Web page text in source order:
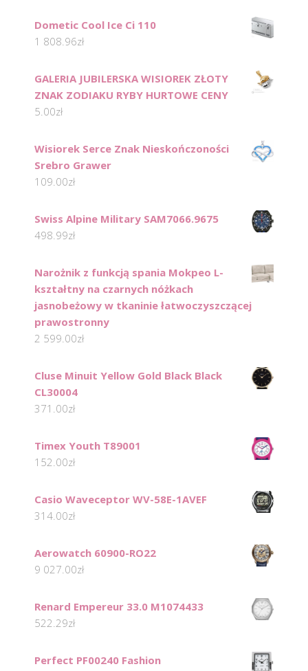
Dometic Cool Ice Ci 110
1 808.96zł
GALERIA JUBILERSKA WISIOREK ZŁOTY
ZNAK ZODIAKU RYBY HURTOWE CENY
5.00zł
Wisiorek Serce Znak Nieskończoności
Srebro Grawer
109.00zł
Swiss Alpine Military SAM7066.9675
498.99zł
Narożnik z funkcją spania Mokpeo L-
kształtny na czarnych nóżkach
jasnobeżowy w tkaninie łatwoczyszczącej
prawostronny
2 599.00zł
Cluse Minuit Yellow Gold Black Black
CL30004
371.00zł
Timex Youth T89001
152.00zł
Casio Waveceptor WV-58E-1AVEF
314.00zł
Aerowatch 60900-RO22
9 027.00zł
Renard Empereur 33.0 M1074433
522.29zł
Perfect PF00240 Fashion